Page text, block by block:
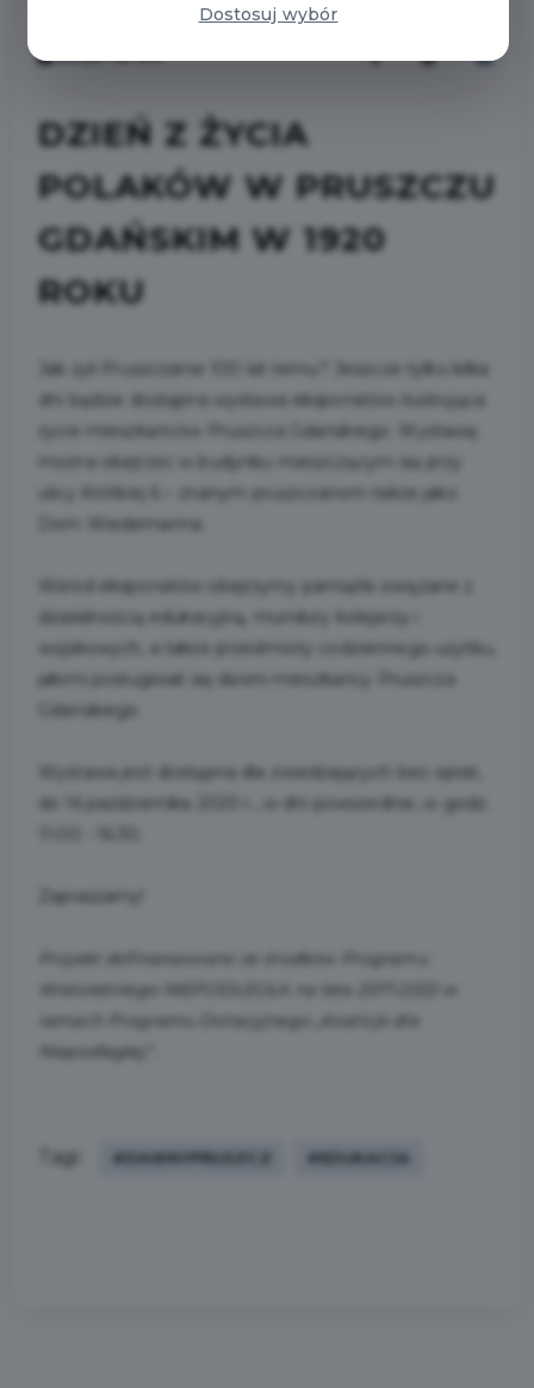
DZIEŃ Z ŻYCIA
POLAKÓW W PRUSZCZU
GDAŃSKIM W 1920
ROKU
Jak żyli Pruszczanie 100 lat temu? Jeszcze tylko kilka
dni będzie dostępna wystawa eksponatów ilustrująca
życie mieszkańców Pruszcza Gdańskiego. Wystawę
można obejrzeć w budynku mieszczącym się przy
ulicy Krótkiej 6 – znanym pruszczanom także jako
Dom Wiedemanna.
Wśród eksponatów obejrzymy pamiątki związane z
działalnością edukacyjną, mundury kolejarzy i
wojskowych, a także przedmioty codziennego użytku,
jakimi posługiwali się dawni mieszkańcy Pruszcza
Gdańskiego.
Wystawa jest dostępna dla zwiedzających bez opłat,
do 16 października 2020 r., w dni powszednie, w godz.
Zapraszamy!
Projekt dofinansowano ze środków Programu
Wieloletniego NIEPODLEGŁA na lata 2017-2022 w
ramach Programu Dotacyjnego „Koalicje dla
Niepodległej”.
Tagi: #DAWNYPRUSZCZ #EDUKACJA
Dostosuj wybór